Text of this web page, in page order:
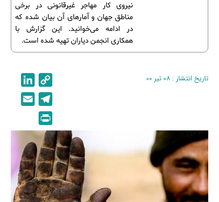
نیروی کار مهاجر غیرقانونی در برخی
مناطق جهان و آمارهای آن بیان شده که
در ادامه می‌خوانید. این گزارش با
همکاری انجمن دیاران تهیه شده است.
تاریخ انتشار : ۰۸ تیر ۰۰
o
p
y
L
i
n
k
i
n
e
I
n
e
l
e
g
r
a
m
r
i
n
t